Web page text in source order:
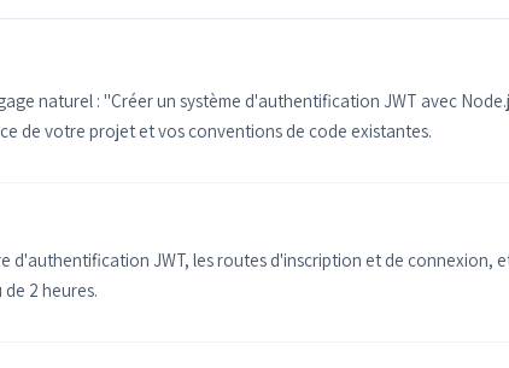
naturel : "Créer un système d'authentification JWT avec
de votre projet et vos conventions de code existantes.
JWT, les routes d'inscription et de connexion,
2 heures.